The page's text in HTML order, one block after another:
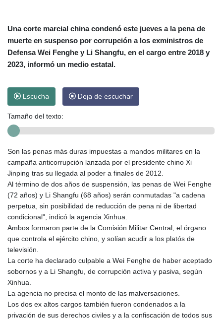
Una corte marcial china condenó este jueves a la pena de
muerte en suspenso por corrupción a los exministros de
Defensa Wei Fenghe y Li Shangfu, en el cargo entre 2018 y
2023, informó un medio estatal.
Escucha Deja de escuchar
Tamaño del texto:
Son las penas más duras impuestas a mandos militares en la
campaña anticorrupción lanzada por el presidente chino Xi
Jinping tras su llegada al poder a finales de 2012.
Al término de dos años de suspensión, las penas de Wei Fenghe
(72 años) y Li Shangfu (68 años) serán conmutadas "a cadena
perpetua, sin posibilidad de reducción de pena ni de libertad
condicional", indicó la agencia Xinhua.
Ambos formaron parte de la Comisión Militar Central, el órgano
que controla el ejército chino, y solían acudir a los platós de
televisión.
La corte ha declarado culpable a Wei Fenghe de haber aceptado
sobornos y a Li Shangfu, de corrupción activa y pasiva, según
Xinhua.
La agencia no precisa el monto de las malversaciones.
Los dos ex altos cargos también fueron condenados a la
privación de sus derechos civiles y a la confiscación de todos sus